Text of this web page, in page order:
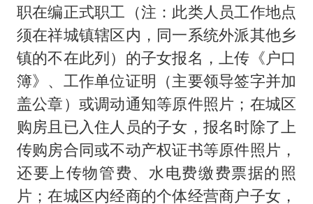
职在编正式职工（注：此类人员工作地点
须在祥城镇辖区内，同一系统外派其他乡
镇的不在此列）的子女报名，上传《户口
簿》、工作单位证明（主要领导签字并加
盖公章）或调动通知等原件照片；在城区
购房且已入住人员的子女，报名时除了上
传购房合同或不动产权证书等原件照片，
还要上传物管费、水电费缴费票据的照
片；在城区内经商的个体经营商户子女，